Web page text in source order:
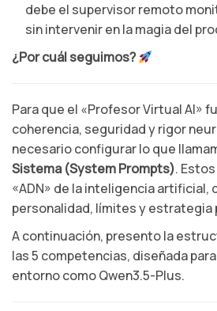
debe el supervisor remoto
sin intervenir en la magia del
¿Por cuál seguimos?
Para que el «Profesor Virtual AI»
coherencia, seguridad y rigor
necesario configurar lo que
Sistema (System Prompts).
«ADN» de la inteligencia artificial,
personalidad, límites y estrategia
A continuación, presento la
las 5 competencias, diseñada
entorno como Qwen3.5-Plus.